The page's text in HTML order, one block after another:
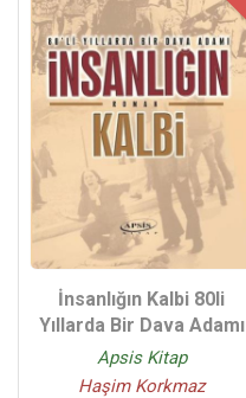
İnsanlığın Kalbi 80li
Yıllarda Bir Dava Adamı
Apsis Kitap
Haşim Korkmaz